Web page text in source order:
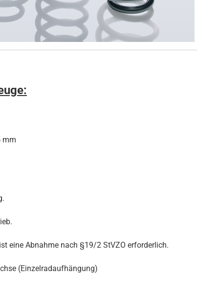
mm
eine Abnahme nach §19/2 StVZO erforderlich.
(Einzelradaufhängung)